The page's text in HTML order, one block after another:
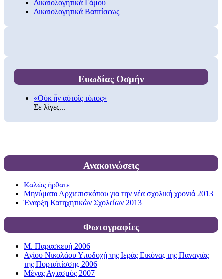
Δικαιολογητικά Γάμου
Δικαιολογητικά Βαπτίσεως
Ευωδίας Οσμήν
«Οὐκ ἦν αὐτοῖς τόπος»
Σε λίγες...
Ανακοινώσεις
Καλώς ήρθατε
Μηνύματα Αρχιεπισκόπου για την νέα σχολική χρονιά 2013
Έναρξη Κατηχητικών Σχολείων 2013
Φωτογραφίες
Μ. Παρασκευή 2006
Αγίου Νικολάου Υποδοχή της Ιεράς Εικόνας της Παναγιάς
της Πορταϊτίσσης 2006
Μέγας Αγιασμός 2007